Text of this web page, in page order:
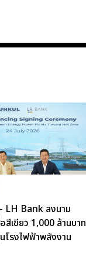
LH Bank ลงนาม
เขียว 1,000 ล้านบาท
โรงไฟฟ้าพลังงาน